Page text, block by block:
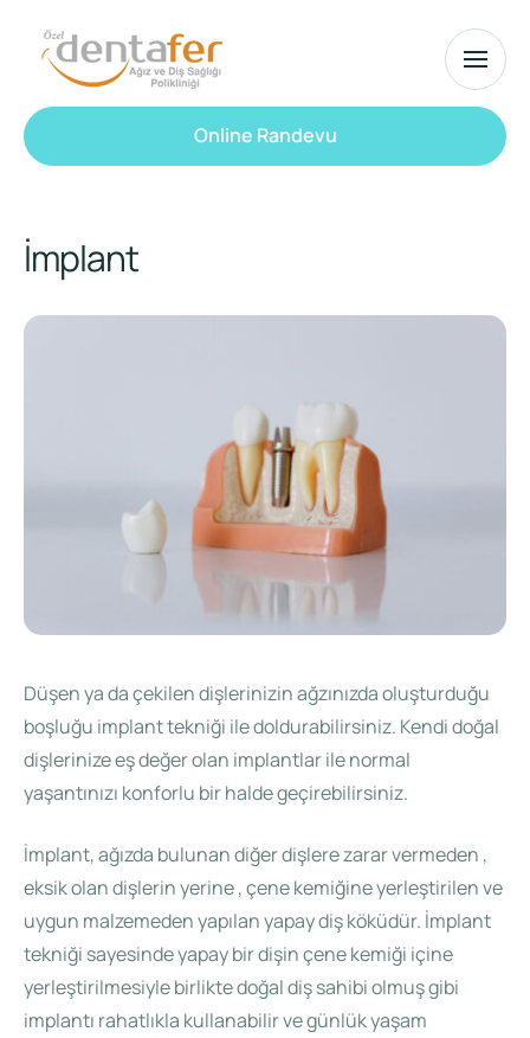
Online Randevu
İmplant
Düşen ya da çekilen dişlerinizin ağzınızda oluşturduğu
boşluğu implant tekniği ile doldurabilirsiniz. Kendi doğal
dişlerinize eş değer olan implantlar ile normal
yaşantınızı konforlu bir halde geçirebilirsiniz.
İmplant, ağızda bulunan diğer dişlere zarar vermeden ,
eksik olan dişlerin yerine , çene kemiğine yerleştirilen ve
uygun malzemeden yapılan yapay diş köküdür. İmplant
tekniği sayesinde yapay bir dişin çene kemiği içine
yerleştirilmesiyle birlikte doğal diş sahibi olmuş gibi
implantı rahatlıkla kullanabilir ve günlük yaşam